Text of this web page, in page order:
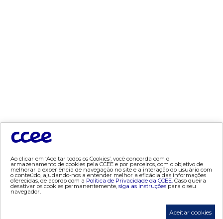
- Contratos
- Leilão
- MCSD
- Mercado Mensal
Ao clicar em ‘Aceitar todos os Cookies’, você concorda com o
armazenamento de cookies pela CCEE e por parceiros, com o objetivo de
melhorar a experiência de navegação no site e a interação do usuário com
o conteúdo, ajudando-nos a entender melhor a eficácia das informações
oferecidas, de acordo com a Política de Privacidade da CCEE. Caso queira
desativar os cookies permanentemente, siga as instruções para o seu
navegador.
Aceitar cookies